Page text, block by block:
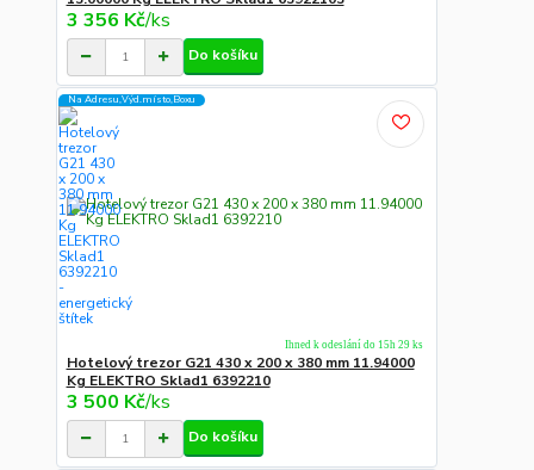
3 356 Kč/ks
Do košíku
Na Adresu,Výd.místo,Boxu
Hotelový trezor G21 430 x 200 x 380 mm 11.94000
Kg ELEKTRO Sklad1 6392210
3 500 Kč/ks
Ihned k odeslání do 15h 29 ks
Do košíku